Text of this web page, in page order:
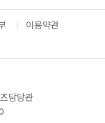
서
다
운
드
이용약관
담당관